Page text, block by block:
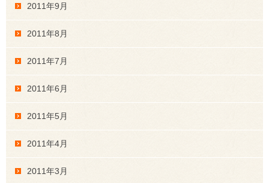
2011年9月
2011年8月
2011年7月
2011年6月
2011年5月
2011年4月
2011年3月